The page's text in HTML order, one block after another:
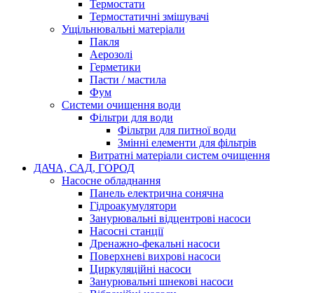
Термостати
Термостатичні змішувачі
Ущільнювальні матеріали
Пакля
Аерозолі
Герметики
Пасти / мастила
Фум
Системи очищення води
Фільтри для води
Фільтри для питної води
Змінні елементи для фільтрів
Витратні матеріали систем очищення
ДАЧА, САД, ГОРОД
Насосне обладнання
Панель електрична сонячна
Гідроакумулятори
Занурювальні відцентрові насоси
Насосні станції
Дренажно-фекальні насоси
Поверхневі вихрові насоси
Циркуляційні насоси
Занурювальні шнекові насоси